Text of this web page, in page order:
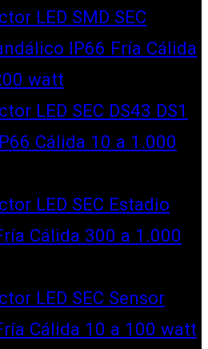
LED SMD SEC
IP66 Fría Cálida
watt
LED SEC DS43 DS1
Cálida 10 a 1.000
LED SEC Estadio
Cálida 300 a 1.000
LED SEC Sensor
Cálida 10 a 100 watt